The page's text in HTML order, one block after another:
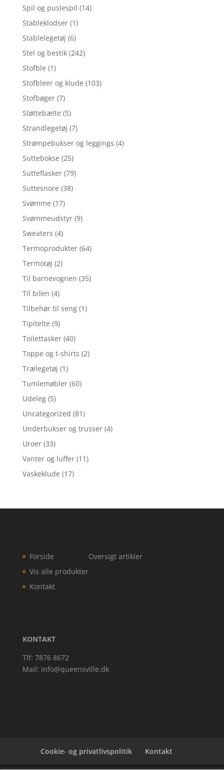
Spil og puslespil (14)
Stableklodser (1)
Stablelegetøj (6)
Stel og bestik (242)
Stofble (1)
Stofbleer og klude (103)
Stofbøger (7)
Støttebælte (5)
Strandlegetøj (7)
Strømpebukser og leggings (4)
Suttebokse (25)
Sutteflasker (79)
Suttesnore (38)
Svømme (17)
Svømmeudstyr (9)
Sweaters (4)
Termoprodukter (64)
Termotøj (2)
Til barnevognen (35)
Til bilen (4)
Tilbehør til seng (1)
Tipitelte (9)
Toilettasker (40)
Toppe og t-shirts (2)
Trælegetøj (1)
Tumlemøbler (60)
Udeleg (5)
Uncategorized (81)
Underbukser og trusser (4)
Uroer (33)
Vanter og luffer (11)
Vaskeklude (17)
Forside
Vis alle produkter
Kontakt
Oversigt artikler
KONTAKT
Tlf: 7876 8672
Mail: info@queensville.dk
Cookie- og privatlivspolitik Kontakt